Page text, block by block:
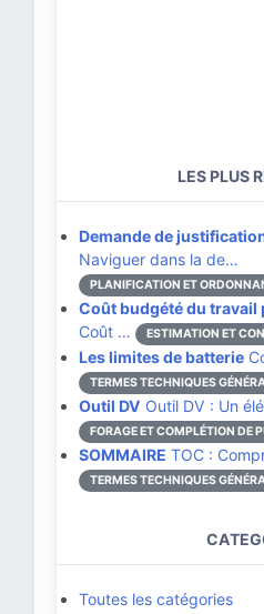
LES PLUS
Demande de
Naviguer dans la de…
PLANIFICATION ET
Coût budgété du travail
Coût …
ESTIMATION ET
Les limites de batterie
TERMES TECHNIQUES
Outil DV Outil DV : Un
FORAGE ET COMPLÉTION DE
SOMMAIRE TOC :
TERMES TECHNIQUES
Toutes les catégories